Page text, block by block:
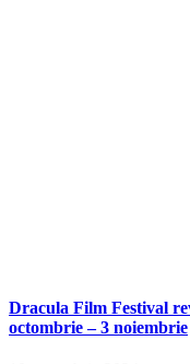
Dracula Film Festival
octombrie – 3 noiembrie